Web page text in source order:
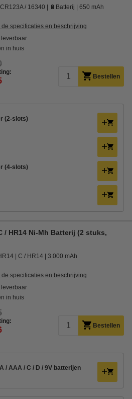
/ 16340 🔋Batterij 650 mAh
de specificaties en beschrijving
leverbaar
in huis
Bestellen
(2-slots)
(4-slots)
/ HR14 Ni-Mh Batterij (2 stuks,
C / HR14 3.000 mAh
de specificaties en beschrijving
leverbaar
in huis
Bestellen
/ AAA / C / D / 9V batterijen